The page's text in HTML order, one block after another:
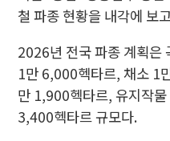
철 파종 현황을 내각에 보
2026년 전국 파종 계획
1만 6,000헥타르, 채소 1
만 1,900헥타르, 유지작
3,400헥타르 규모다.